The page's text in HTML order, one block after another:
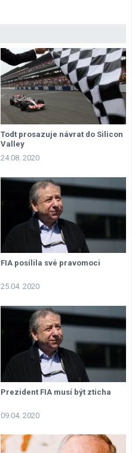
Todt prosazuje návrat do Silicon
Valley
24.08. 2020
FIA posílila své pravomoci
25.04. 2020
Prezident FIA musí být zticha
09.04. 2020